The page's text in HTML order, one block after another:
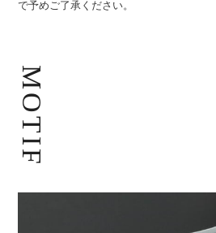
で予めご了承ください。
MOTIF